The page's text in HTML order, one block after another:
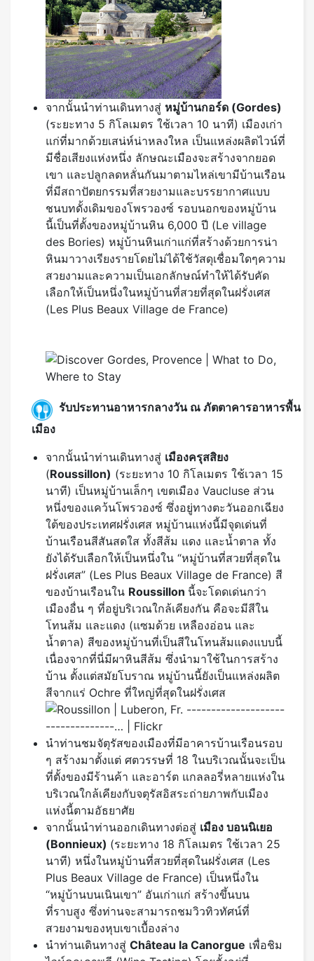
จากนั้นนำท่านเดินทางสู่ หมู่บ้านกอร์ด (Gordes)
(ระยะทาง 5 กิโลเมตร ใช้เวลา 10 นาที) เมืองเก่า
แก่ที่มากด้วยเสน่ห์น่าหลงใหล เป็นแหล่งผลิตไวน์ที่
มีชื่อเสียงแห่งหนึ่ง ลักษณะเมืองจะสร้างจากยอด
เขา และปลูกลดหลั่นกันมาตามไหล่เขามีบ้านเรือน
ที่มีสถาปัตยกรรมที่สวยงามและบรรยากาศแบบ
ชนบทดั้งเดิมของโพรวองซ์ รอบนอกของหมู่บ้าน
นี้เป็นที่ตั้งของหมู่บ้านหิน 6,000 ปี (Le village
des Bories) หมู่บ้านหินเก่าแก่ที่สร้างด้วยการน่า
หินมาวางเรียงรายโดยไม่ได้ใช้วัสดุเชื่อมใดๆความ
สวยงามและความเป็นเอกลักษณ์ทำให้ได้รับคัด
เลือกให้เป็นหนึ่งในหมู่บ้านที่สวยที่สุดในฝรั่งเศส
(Les Plus Beaux Village de France)
รับประทานอาหารกลางวัน ณ ภัตตาคารอาหารพื้น
เมือง
จากนั้นนำท่านเดินทางสู่ เมืองครุสสิยง
(Roussillon) (ระยะทาง 10 กิโลเมตร ใช้เวลา 15
นาที) เป็นหมู่บ้านเล็กๆ เขตเมือง Vaucluse ส่วน
หนึ่งของแคว้นโพรวองซ์ ซึ่งอยู่ทางตะวันออกเฉียง
ใต้ของประเทศฝรั่งเศส หมู่บ้านแห่งนี้มีจุดเด่นที่
บ้านเรือนสีสันสดใส ทั้งสีส้ม แดง และน้ำตาล ทั้ง
ยังได้รับเลือกให้เป็นหนึ่งใน “หมู่บ้านที่สวยที่สุดใน
ฝรั่งเศส” (Les Plus Beaux Village de France) สี
ของบ้านเรือนใน Roussillon นี้จะโดดเด่นกว่า
เมืองอื่น ๆ ที่อยู่บริเวณใกล้เคียงกัน คือจะมีสีใน
โทนส้ม และแดง (แซมด้วย เหลืองอ่อน และ
น้ำตาล) สีของหมู่บ้านที่เป็นสีในโทนส้มแดงแบบนี้
เนื่องจากที่นี่มีผาหินสีส้ม ซึ่งนำมาใช้ในการสร้าง
บ้าน ตั้งแต่สมัยโบราณ หมู่บ้านนี้ยังเป็นแหล่งผลิต
สีจากแร่ Ochre ที่ใหญ่ที่สุดในฝรั่งเศส
นำท่านชมจัตุรัสของเมืองที่มีอาคารบ้านเรือนรอบ
ๆ สร้างมาตั้งแต่ ศตวรรษที่ 18 ในบริเวณนั้นจะเป็น
ที่ตั้งของมีร้านค้า และอาร์ต แกลลอรี่หลายแห่งใน
บริเวณใกล้เคียงกับจตุรัสอิสระถ่ายภาพกับเมือง
แห่งนี้ตามอัธยาศัย
จากนั้นนำท่านออกเดินทางต่อสู่ เมือง บอนนิเยอ
(Bonnieux) (ระยะทาง 18 กิโลเมตร ใช้เวลา 25
นาที) หนึ่งในหมู่บ้านที่สวยที่สุดในฝรั่งเศส (Les
Plus Beaux Village de France) เป็นหนึ่งใน
“หมู่บ้านบนเนินเขา” อันเก่าแก่ สร้างขึ้นบน
ที่ราบสูง ซึ่งท่านจะสามารถชมวิวทิวทัศน์ที่
สวยงามของหุบเขาเบื้องล่าง
นำท่านเดินทางสู่ Château la Canorgue เพื่อชิม